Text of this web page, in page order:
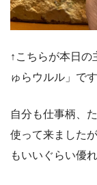
↑こちらが本日の
ゅらウルル」です
自分も仕事柄、
使って来ました
もいいぐらい優